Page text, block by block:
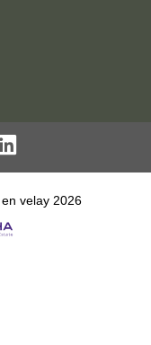
velay 2026